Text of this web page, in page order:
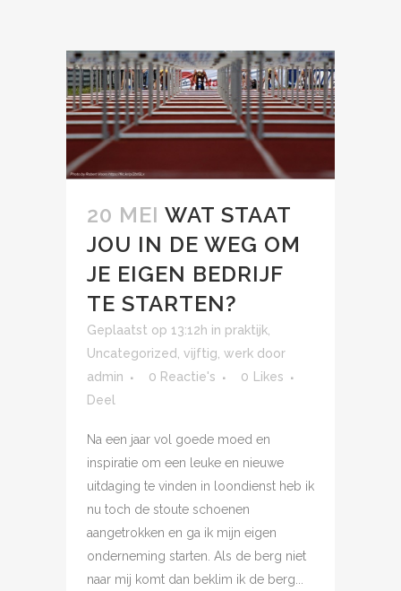
20 MEI WAT STAAT
JOU IN DE WEG OM
JE EIGEN BEDRIJF
TE STARTEN?
Geplaatst op 13:12h in praktijk,
Uncategorized, vijftig, werk door
admin
0 Reactie's 0 Likes
Deel
Na een jaar vol goede moed en
inspiratie om een leuke en nieuwe
uitdaging te vinden in loondienst heb ik
nu toch de stoute schoenen
aangetrokken en ga ik mijn eigen
onderneming starten. Als de berg niet
naar mij komt dan beklim ik de berg...